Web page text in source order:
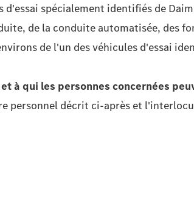
d'essai spécialement identifiés de
de la conduite automatisée,
de l'un des véhicules d'essai
à qui les personnes concernées
personnel décrit ci-après et